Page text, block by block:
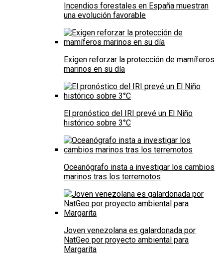
Incendios forestales en España muestran
una evolución favorable
Exigen reforzar la protección de mamíferos
marinos en su día
El pronóstico del IRI prevé un El Niño
histórico sobre 3°C
Oceanógrafo insta a investigar los cambios
marinos tras los terremotos
Joven venezolana es galardonada por
NatGeo por proyecto ambiental para
Margarita